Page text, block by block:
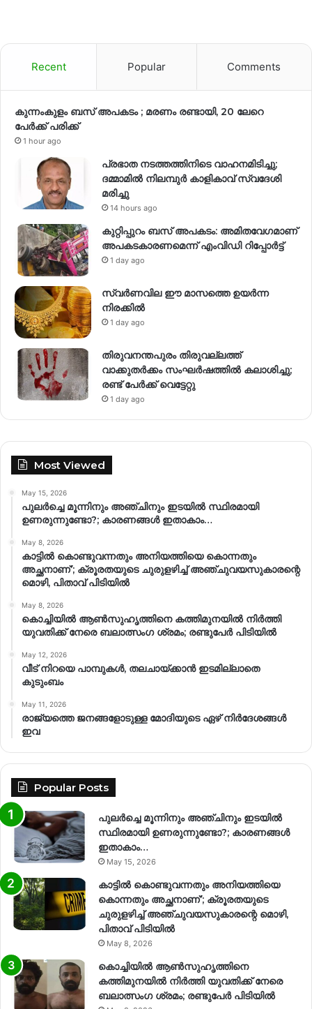
Recent Popular Comments
കുന്നംകുളം ബസ് അപകടം ; മരണം രണ്ടായി, 20 ലേറെ
പേർക്ക് പരിക്ക്
1 hour ago
പ്രഭാത നടത്തത്തിനിടെ വാഹനമിടിച്ചു;
ദമ്മാമിൽ നിലമ്പുർ കാളികാവ് സ്വദേശി
മരിച്ചു
14 hours ago
കുറ്റിപ്പുറം ബസ് അപകടം: അമിതവേഗമാണ്
അപകടകാരണമെന്ന് എംവിഡി റിപ്പോർട്ട്
1 day ago
സ്വര്‍ണവില ഈ മാസത്തെ ഉയര്‍ന്ന
നിരക്കില്‍
1 day ago
തിരുവനന്തപുരം തിരുവല്ലത്ത്
വാക്കുതർക്കം സംഘർഷത്തിൽ കലാശിച്ചു;
രണ്ട് പേർക്ക് വെട്ടേറ്റു
1 day ago
Most Viewed
May 15, 2026
പുലർച്ചെ മൂന്നിനും അഞ്ചിനും ഇടയിൽ സ്ഥിരമായി
ഉണരുന്നുണ്ടോ?; കാരണങ്ങള്‍ ഇതാകാം…
May 8, 2026
കാട്ടിൽ കൊണ്ടുവന്നതും അനിയത്തിയെ കൊന്നതും
അച്ഛനാണ്’; ക്രൂരതയുടെ ചുരുളഴിച്ച് അഞ്ചുവയസുകാരന്റെ
മൊഴി, പിതാവ് പിടിയിൽ
May 8, 2026
കൊച്ചിയിൽ ആൺസുഹൃത്തിനെ കത്തിമുനയിൽ നിർത്തി
യുവതിക്ക് നേരെ ബലാത്സംഗ​ ശ്രമം; രണ്ടുപേർ പിടിയിൽ
May 12, 2026
വീട് നിറയെ പാമ്പുകൾ, തലചായ്ക്കാൻ ഇടമില്ലാതെ
കുടുംബം
May 11, 2026
രാജ്യത്തെ ജനങ്ങളോടുള്ള മോദിയുടെ ഏഴ് നിര്‍ദേശങ്ങള്‍
ഇവ
Popular Posts
പുലർച്ചെ മൂന്നിനും അഞ്ചിനും ഇടയിൽ
സ്ഥിരമായി ഉണരുന്നുണ്ടോ?; കാരണങ്ങള്‍
ഇതാകാം…
May 15, 2026
കാട്ടിൽ കൊണ്ടുവന്നതും അനിയത്തിയെ
കൊന്നതും അച്ഛനാണ്’; ക്രൂരതയുടെ
ചുരുളഴിച്ച് അഞ്ചുവയസുകാരന്റെ മൊഴി,
പിതാവ് പിടിയിൽ
May 8, 2026
കൊച്ചിയിൽ ആൺസുഹൃത്തിനെ
കത്തിമുനയിൽ നിർത്തി യുവതിക്ക് നേരെ
ബലാത്സംഗ​ ശ്രമം; രണ്ടുപേർ പിടിയിൽ